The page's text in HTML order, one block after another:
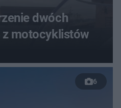
dwóch
motocyklistów
6